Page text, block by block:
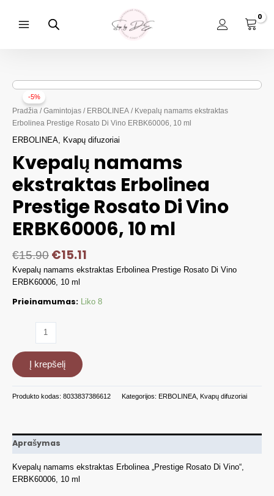
turinio
-5%
Pradžia /Gamintojas / ERBOLINEA / Kvepalų namams ekstraktas
Erbolinea Prestige Rosato Di Vino ERBK60006, 10 ml
ERBOLINEA, Kvapų difuzoriai
Kvepalų namams
ekstraktas Erbolinea
Prestige Rosato Di Vino
ERBK60006, 10 ml
€15.90 €15.11
Kvepalų namams ekstraktas Erbolinea Prestige Rosato Di Vino
ERBK60006, 10 ml
Prieinamumas: Liko 8
Kvepalų
namams
ekstraktas
Prestige
Vino
ERBK60006,
10
ml
Į krepšelį
Produkto kodas: 8033837386612 Kategorijos: ERBOLINEA Kvapų difuzoriai
Aprašymas
Kvepalų namams ekstraktas Erbolinea „Prestige Rosato Di Vino“,
ERBK60006, 10 ml